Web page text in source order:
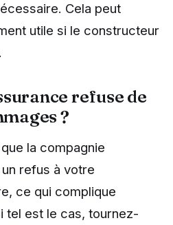
Cela peut
utile si le constructeur
refuse de
?
la compagnie
refus à votre
ce qui complique
tel est le cas, tournez-